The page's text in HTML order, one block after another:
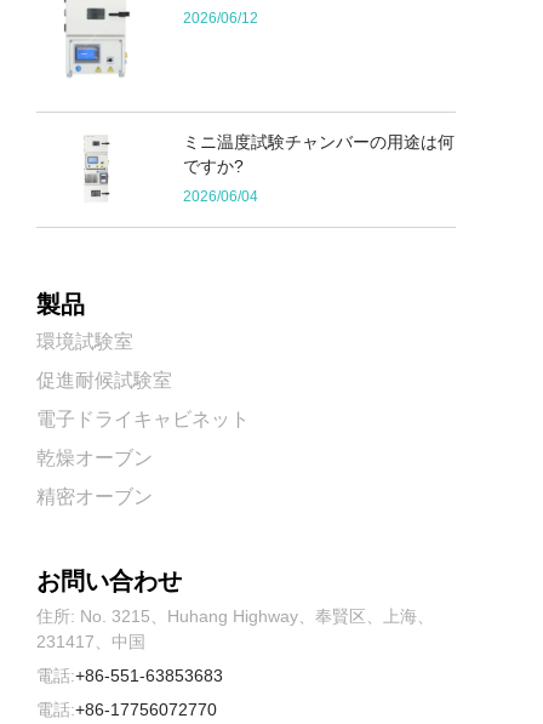
2026/06/12
ミニ温度試験チャンバーの用途は何
ですか?
2026/06/04
製品
環境試験室
促進耐候試験室
電子ドライキャビネット
乾燥オーブン
精密オーブン
お問い合わせ
住所: No. 3215、Huhang Highway、奉賢区、上海、
231417、中国
電話:+86-551-63853683
電話:+86-17756072770